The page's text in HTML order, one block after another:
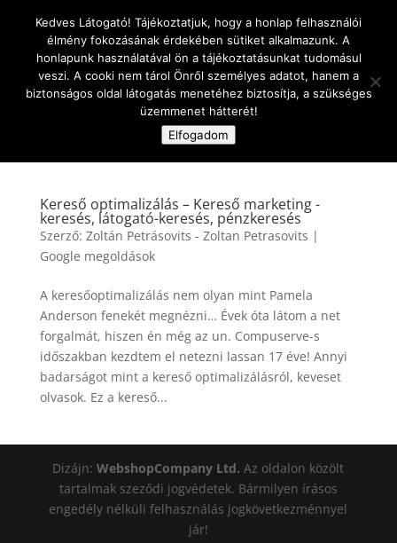
Oldal kiválasztása
Kereső optimalizálás – Kereső marketing -
keresés, látogató-keresés, pénzkeresés
Szerző: Zoltán Petrásovits - Zoltan Petrasovits |
Google megoldások
A keresőoptimalizálás nem olyan mint Pamela
Anderson fenekét megnézni… Évek óta látom a net
forgalmát, hiszen én még az un. Compuserve-s
időszakban kezdtem el netezni lassan 17 éve! Annyi
badarságot mint a kereső optimalizálásról, keveset
olvasok. Ez a kereső...
Dizájn:WebshopCompany Ltd.Az oldalon közölt
tartalmak szeződi jogvédetek. Bármilyen írásos
engedély nélküli felhasználás jogkövetkezménnyel
jár!
Kedves Látogató! Tájékoztatjuk, hogy a honlap felhasználói
élmény fokozásának érdekében sütiket alkalmazunk. A
honlapunk használatával ön a tájékoztatásunkat tudomásul
veszi. A cooki nem tárol Önről személyes adatot, hanem a
biztonságos oldal látogatás menetéhez biztosítja, a szükséges
üzemmenet hátterét!
Elfogadom